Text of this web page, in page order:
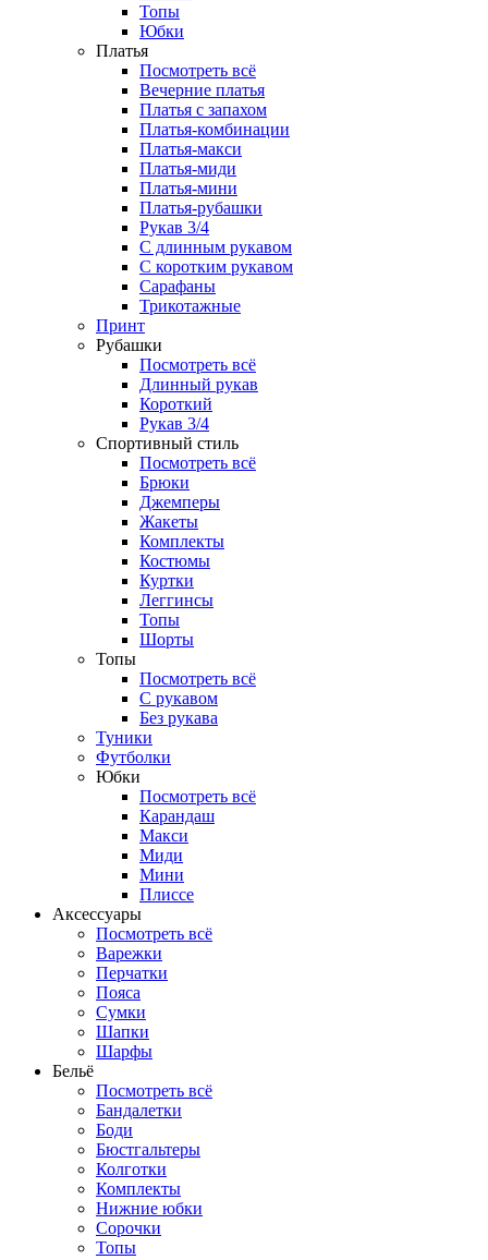
Топы
Юбки
Платья
Посмотреть всё
Вечерние платья
Платья с запахом
Платья-комбинации
Платья-макси
Платья-миди
Платья-мини
Платья-рубашки
Рукав 3/4
С длинным рукавом
С коротким рукавом
Сарафаны
Трикотажные
Принт
Рубашки
Посмотреть всё
Длинный рукав
Короткий
Рукав 3/4
Спортивный стиль
Посмотреть всё
Брюки
Джемперы
Жакеты
Комплекты
Костюмы
Куртки
Леггинсы
Топы
Шорты
Топы
Посмотреть всё
C рукавом
Без рукава
Туники
Футболки
Юбки
Посмотреть всё
Карандаш
Макси
Миди
Мини
Плиссе
Аксессуары
Посмотреть всё
Варежки
Перчатки
Пояса
Сумки
Шапки
Шарфы
Бельё
Посмотреть всё
Бандалетки
Боди
Бюстгальтеры
Колготки
Комплекты
Нижние юбки
Сорочки
Топы